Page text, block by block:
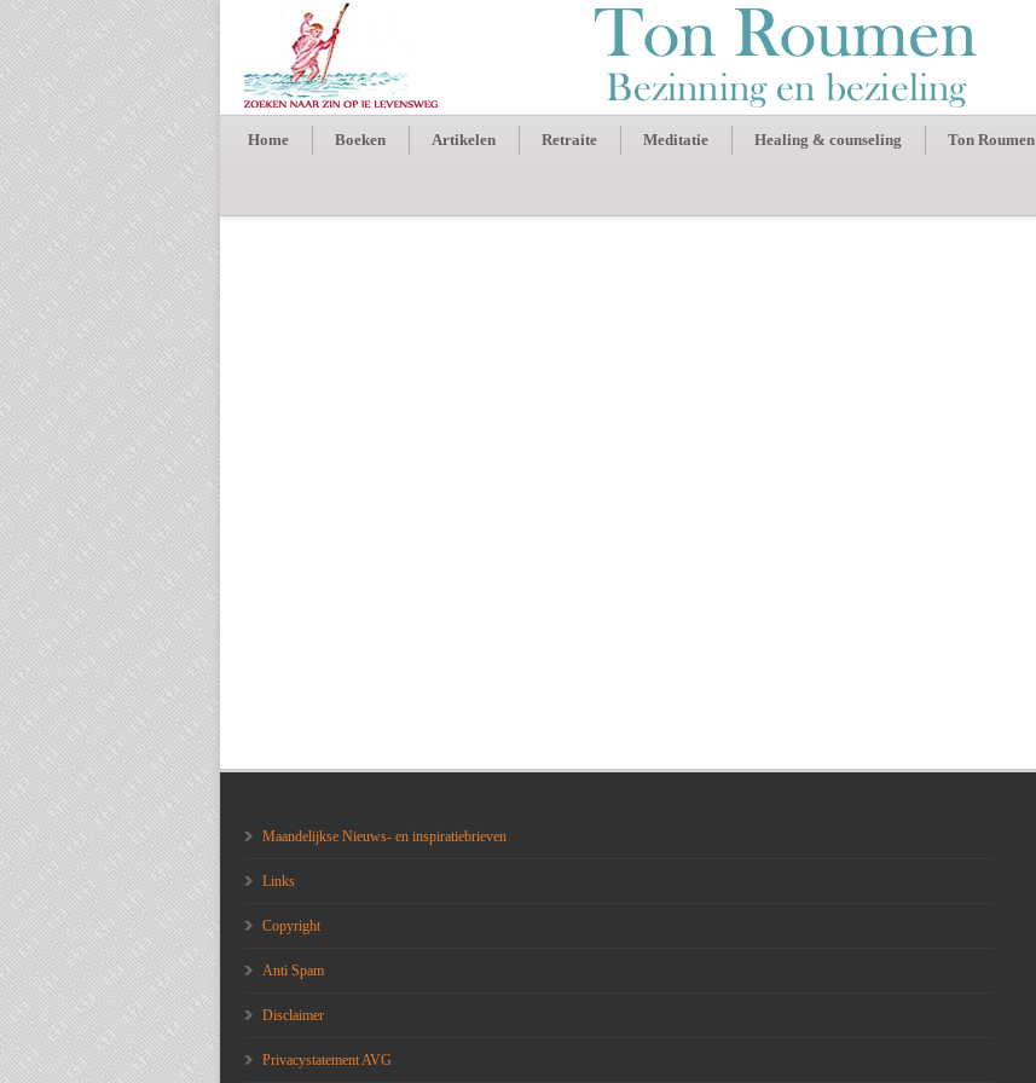
Home Boeken Artikelen Retraite Meditatie Healing & counseling Ton Roumen
Maandelijkse Nieuws- en inspiratiebrieven
Links
Copyright
Anti Spam
Disclaimer
Privacystatement AVG